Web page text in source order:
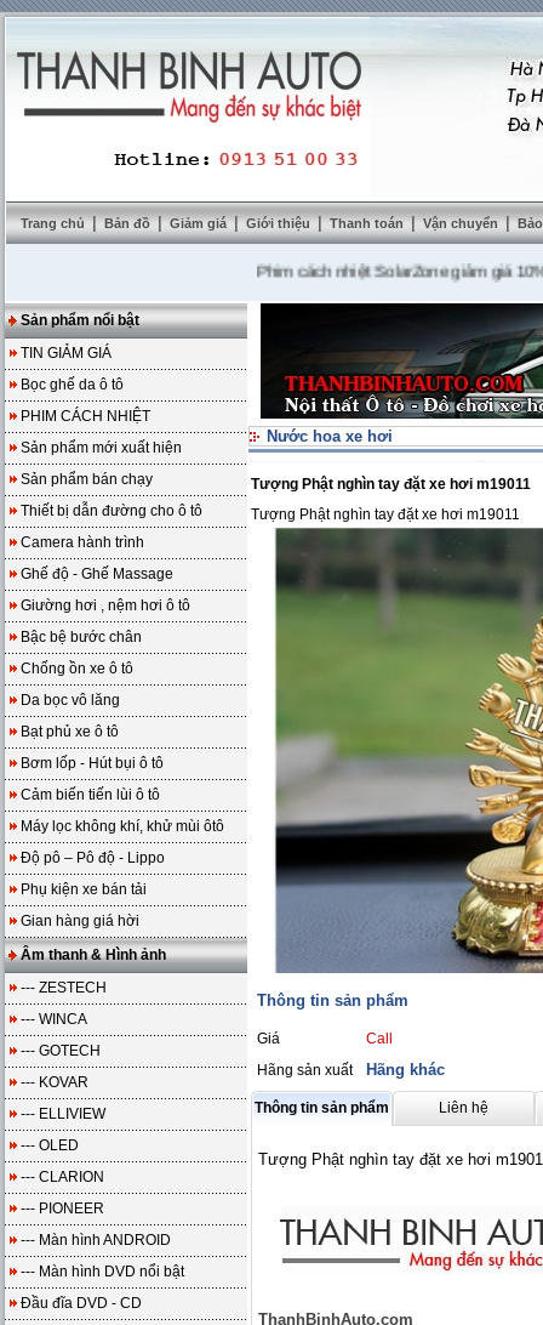
Trang chủ | Bản đồ | Giảm giá | Giới thiệu | Thanh toán | Vận chuyển |
Phim cách nhiệt SolarZone giảm giá 10%---
Sản phẩm nổi bật
TIN GIẢM GIÁ
Bọc ghế da ô tô
PHIM CÁCH NHIỆT
Sản phẩm mới xuất hiện
Sản phẩm bán chạy
Thiết bị dẫn đường cho ô tô
Camera hành trình
Ghế độ - Ghế Massage
Giường hơi , nệm hơi ô tô
Bậc bệ bước chân
Chống ồn xe ô tô
Da bọc vô lăng
Bạt phủ xe ô tô
Bơm lốp - Hút bụi ô tô
Cảm biến tiến lùi ô tô
Máy lọc không khí, khử mùi ôtô
Độ pô – Pô độ - Lippo
Phụ kiện xe bán tải
Gian hàng giá hời
Âm thanh & Hình ảnh
--- ZESTECH
--- WINCA
--- GOTECH
--- KOVAR
--- ELLIVIEW
--- OLED
--- CLARION
--- PIONEER
--- Màn hình ANDROID
--- Màn hình DVD nổi bật
Đầu đĩa DVD - CD
Nước hoa xe hơi
Tượng Phật nghìn tay đặt xe hơi m19011
Tượng Phật nghìn tay đặt xe hơi m19011
Thông tin sản phẩm
Giá
Call
Hãng sản xuất
Hãng khác
Thông tin sản phẩm Liên hệ
Tượng Phật nghìn tay đặt xe hơi
ThanhBinhAuto.com